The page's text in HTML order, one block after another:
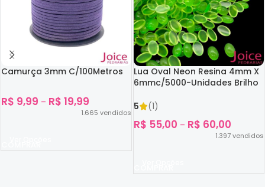
Camurça 3mm C/100Metros
R$ 9,99 – R$ 19,99
1.665 vendidos
Lua Oval Neon Resina 4mm X
6mmc/5000-Unidades Brilho
5
(1)
R$ 55,00 – R$ 60,00
1.397vendidos